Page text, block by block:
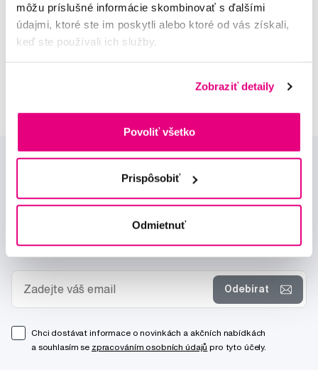
môžu príslušné informácie skombinovať s ďalšími
údajmi, ktoré ste im poskytli alebo ktoré od vás získali,
keď ste používali ich služby.
Zobraziť detaily
Povoliť všetko
Prispôsobiť
Odmietnuť
starostlivosti
Novinky a nabídky
Odebírat
Chci dostávat informace o novinkách a akčních nabídkách
a souhlasím se zpracováním osobních údajů pro tyto účely.